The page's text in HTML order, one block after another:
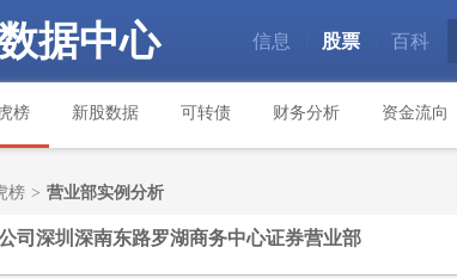
据中心 信息 股票 百科
榜 新股数据 可转债 财务分析 资金流向
榜 > 营业部实例分析
司深圳深南东路罗湖商务中心证券营业部